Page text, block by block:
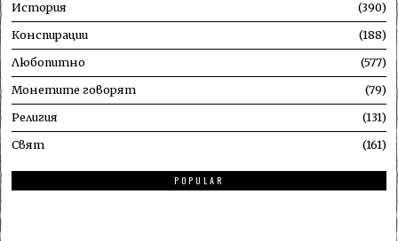
История 390
Конспирации 188
Любопитно 577
Монетите говорят 79
Религия 131
Свят 161
POPULAR